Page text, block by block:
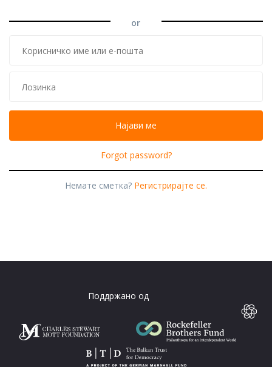
or
Forgot password?
Немате сметка? Регистрирајте се.
Поддржано од